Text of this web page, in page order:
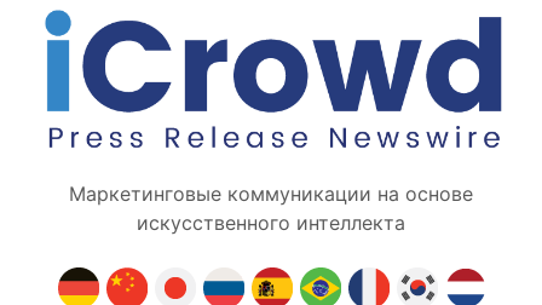
Маркетинговые коммуникации на основе
искусственного интеллекта